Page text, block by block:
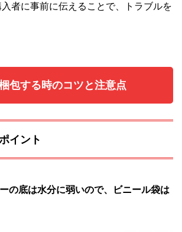
者に事前に伝えることで、トラブルを
包する時のコツと注意点
イント
の底は水分に弱いので、ビニール袋は